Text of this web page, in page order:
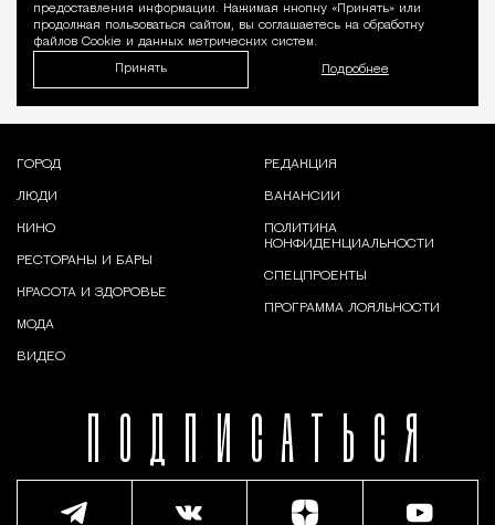
предоставления информации. Нажимая кнопку «Принять» или
продолжая пользоваться сайтом, вы соглашаетесь на обработку
файлов Cookie и данных метрических систем.
Принять Подробнее
ПОДПИСАТЬСЯ
ГОРОД
ЛЮДИ
КИНО
РЕСТОРАНЫ И БАРЫ
КРАСОТА И ЗДОРОВЬЕ
МОДА
ВИДЕО
РЕДАКЦИЯ
ВАКАНСИИ
ПОЛИТИКА
КОНФИДЕНЦИАЛЬНОСТИ
СПЕЦПРОЕКТЫ
ПРОГРАММА ЛОЯЛЬНОСТИ